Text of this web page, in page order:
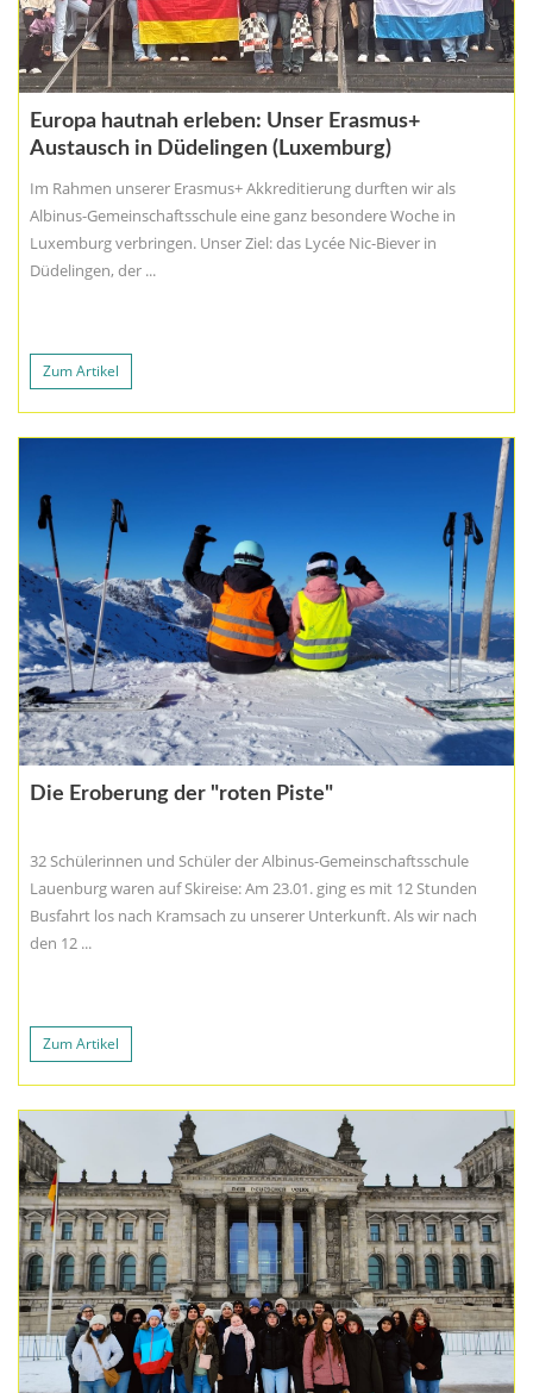
Europa hautnah erleben: Unser Erasmus+
Austausch in Düdelingen (Luxemburg)
Im Rahmen unserer Erasmus+ Akkreditierung durften wir als
Albinus-Gemeinschaftsschule eine ganz besondere Woche in
Luxemburg verbringen. Unser Ziel: das Lycée Nic-Biever in
Düdelingen, der ...
Zum Artikel
Die Eroberung der "roten Piste"
32 Schülerinnen und Schüler der Albinus-Gemeinschaftsschule
Lauenburg waren auf Skireise: Am 23.01. ging es mit 12 Stunden
Busfahrt los nach Kramsach zu unserer Unterkunft. Als wir nach
den 12 ...
Zum Artikel